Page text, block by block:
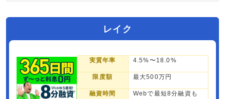
レイク
実質年率 4.5%〜18.0%
限度額 最大500万円
融資時間
Webで最短8分融資も